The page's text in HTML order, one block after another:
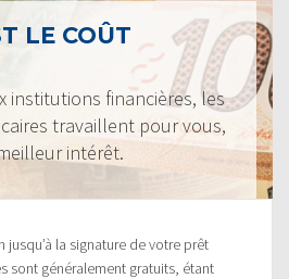
LE COÛT
institutions financières, les
travaillent pour vous,
intérêt.
la signature de votre prêt
sont généralement gratuits, étant